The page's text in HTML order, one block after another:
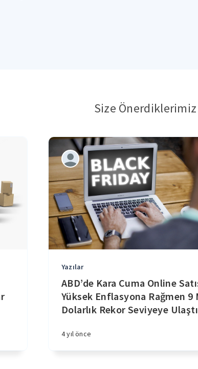
Size Önerdiklerimiz
Yazılar
ABD’de Kara Cuma Online
Yüksek Enflasyona Rağmen 9
Dolarlık Rekor Seviyeye Ulaştı
4 yıl önce